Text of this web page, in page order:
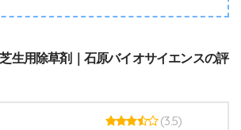
生用除草剤｜石原バイオサイエンスの評
(3.5)